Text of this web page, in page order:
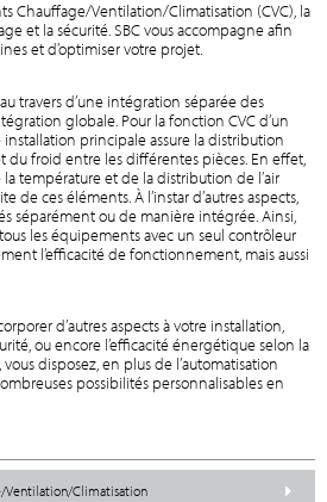
Chauffage/Ventilation/Climatisation (CVC), la
et la sécurité. SBC vous accompagne afin
et d’optimiser votre projet.
travers d’une intégration séparée des
globale. Pour la fonction CVC d’un
principale assure la distribution
du froid entre les différentes pièces. En effet,
température et de la distribution de l’air
de ces éléments. À l’instar d’autres aspects,
séparément ou de manière intégrée. Ainsi,
les équipements avec un seul contrôleur
l’efficacité de fonctionnement, mais aussi
d’autres aspects à votre installation,
ou encore l’efficacité énergétique selon la
disposez, en plus de l’automatisation
possibilités personnalisables en
Ventilation/Climatisation